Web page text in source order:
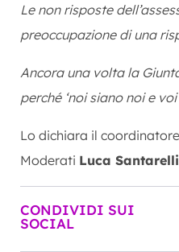
Le non risposte
preoccupazione di una
Ancora una volta la
perché ‘noi siano noi e
Lo dichiara il
Moderati Luca
CONDIVIDI SUI
SOCIAL